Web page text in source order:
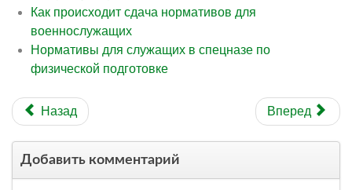
Как происходит сдача нормативов для
военнослужащих
Нормативы для служащих в спецназе по
физической подготовке
Назад Вперед
Добавить комментарий